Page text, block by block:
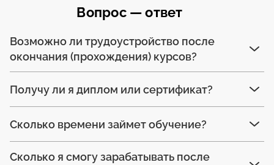
Вопрос — ответ
Возможно ли трудоустройство после
окончания (прохождения) курсов?
Получу ли я диплом или сертификат?
Сколько времени займет обучение?
Сколько я смогу зарабатывать после